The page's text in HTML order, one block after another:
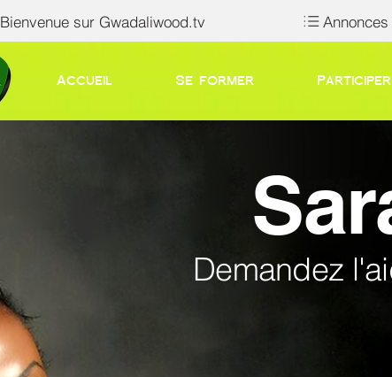
Bienvenue sur Gwadaliwood.tv
Accueil Se former Participer
Demandez